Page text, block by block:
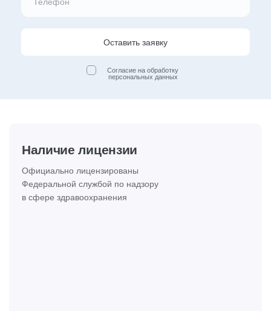
Оставить заявку
Согласие на обработку
персональных данных
Наличие лицензии
Официально лицензированы
Федеральной службой по надзору
в сфере здравоохранения